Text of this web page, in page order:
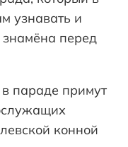
узнавать и
перед
параде примут
конной